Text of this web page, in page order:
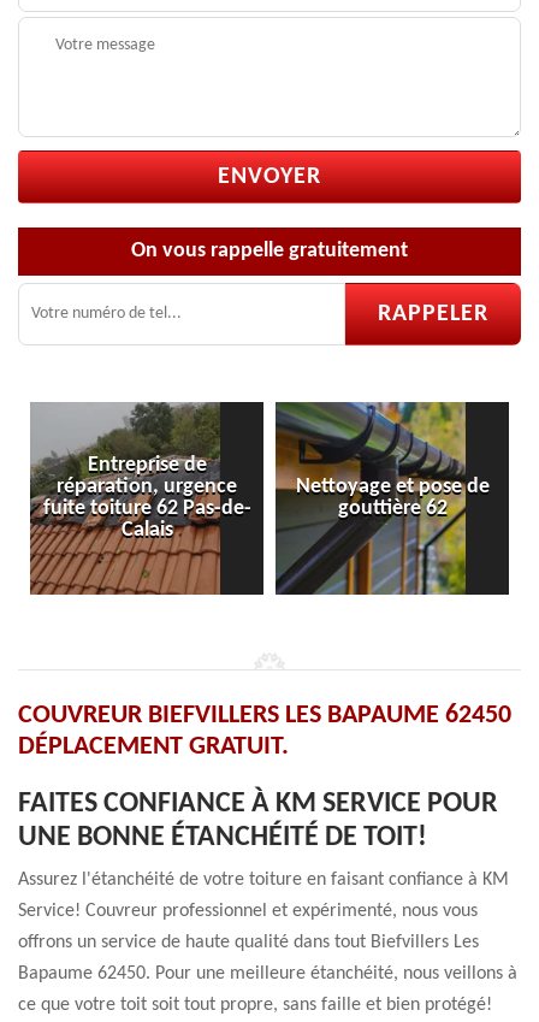
On vous rappelle gratuitement
de
urgence
62 Pas-de-
Nettoyage et pose de
gouttière 62
Pose et
velux 62
COUVREUR BIEFVILLERS LES BAPAUME 62450
DÉPLACEMENT GRATUIT.
FAITES CONFIANCE À KM SERVICE POUR
UNE BONNE ÉTANCHÉITÉ DE TOIT!
Assurez l'étanchéité de votre toiture en faisant confiance à KM
Service! Couvreur professionnel et expérimenté, nous vous
offrons un service de haute qualité dans tout Biefvillers Les
Bapaume 62450. Pour une meilleure étanchéité, nous veillons à
ce que votre toit soit tout propre, sans faille et bien protégé!